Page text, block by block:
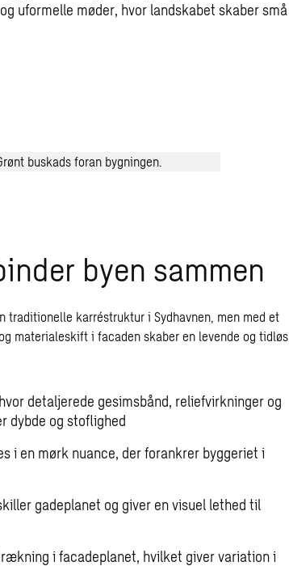
uformelle møder, hvor landskabet skaber små
byen sammen
traditionelle karréstruktur i Sydhavnen, men med et
materialeskift i facaden skaber en levende og tidløs
detaljerede gesimsbånd, reliefvirkninger og
dybde og stoflighed
i en mørk nuance, der forankrer byggeriet i
gadeplanet og giver en visuel lethed til
i facadeplanet, hvilket giver variation i